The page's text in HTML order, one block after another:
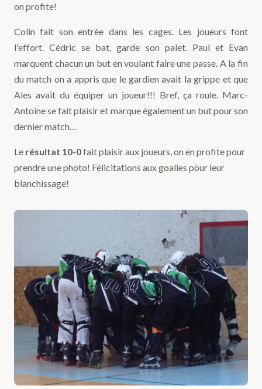
on profite!
Colin fait son entrée dans les cages. Les joueurs font
l'effort. Cédric se bat, garde son palet. Paul et Evan
marquent chacun un but en voulant faire une passe. A la fin
du match on a appris que le gardien avait la grippe et que
Ales avait du équiper un joueur!!! Bref, ça roule. Marc-
Antoine se fait plaisir et marque également un but pour son
dernier match…
Le résultat 10-0fait plaisir aux joueurs, on en profite pour
prendre une photo! Félicitations aux goalies pour leur
blanchissage!